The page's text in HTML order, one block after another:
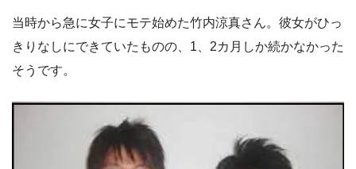
当時から急に女子にモテ始めた竹内涼真さん。彼女がひっ
きりなしにできていたものの、1、2カ月しか続かなかった
そうです。